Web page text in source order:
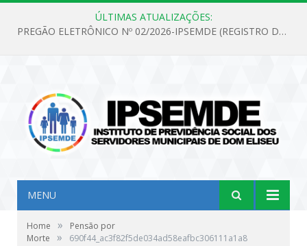
ÚLTIMAS ATUALIZAÇÕES:
PREGÃO ELETRÔNICO Nº 02/2026-IPSEMDE (REGISTRO DE PREÇOS PARA FUTURA E EVENTUAL AQUISIÇÃO DE MATERIAL DE LIMPEZA E GÊNEROS ALIMENTÍCIOS PARA ATENDER AS NECESSIDADES DO INSTITUTO DE PREVIDÊNCIA SOCIAL DOS SERVIDORES MUNICIPAIS DE DOM ELISEU.)
MENU
Home »
Pensão por
Morte
» 690f44_ac3f82f5de034ad58eafbc306111a1a8